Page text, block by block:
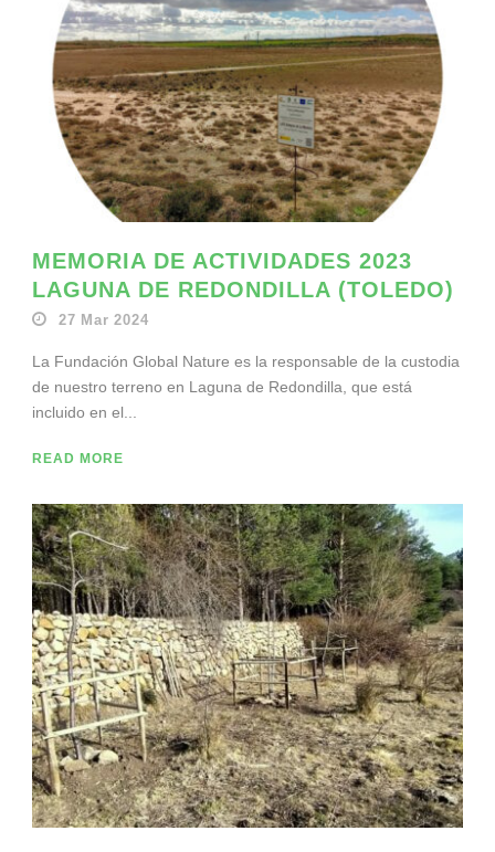
MEMORIA DE ACTIVIDADES 2023
LAGUNA DE REDONDILLA (TOLEDO)
27 Mar 2024
La Fundación Global Nature es la responsable de la custodia
de nuestro terreno en Laguna de Redondilla, que está
incluido en el...
READ MORE